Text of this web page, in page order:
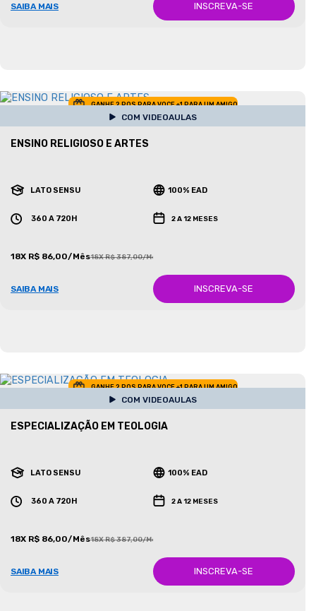
SAIBA MAIS INSCREVA-SE
GANHE 2 POS PARA VOCE +1 PARA UM AMIGO
COM VIDEOAULAS
ENSINO RELIGIOSO E ARTES
LATO SENSU 100% EAD
360 A 720H 2 A 12 MESES
18X R$ 86,00/Mês18X R$ 387,00/Mês
SAIBA MAIS INSCREVA-SE
GANHE 2 POS PARA VOCE +1 PARA UM AMIGO
COM VIDEOAULAS
ESPECIALIZAÇÃO EM TEOLOGIA
LATO SENSU 100% EAD
360 A 720H 2 A 12 MESES
18X R$ 86,00/Mês18X R$ 387,00/Mês
SAIBA MAIS INSCREVA-SE